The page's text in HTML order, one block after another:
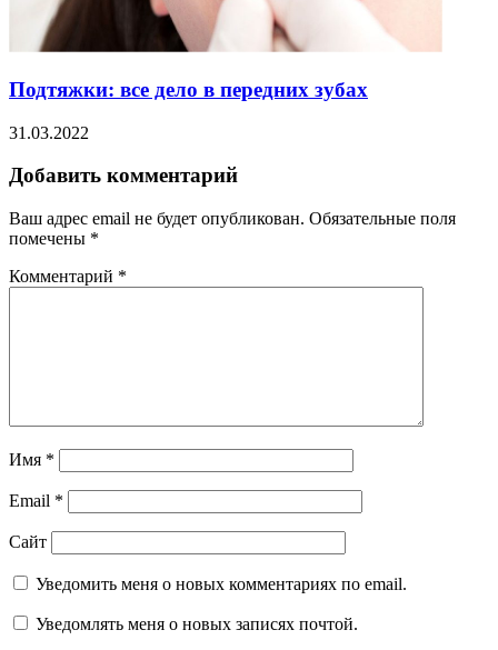
Подтяжки: все дело в передних зубах
31.03.2022
Добавить комментарий
Ваш адрес email не будет опубликован. Обязательные поля
помечены *
Комментарий *
Имя *
Email *
Сайт
Уведомить меня о новых комментариях по email.
Уведомлять меня о новых записях почтой.